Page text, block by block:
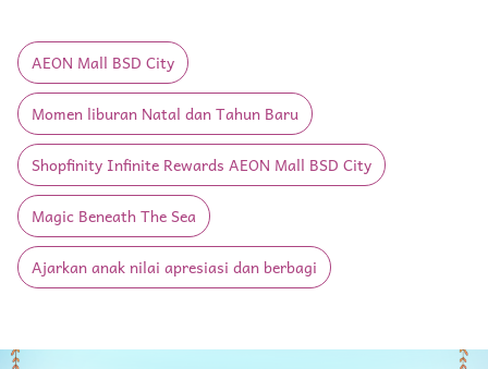
AEON Mall BSD City
Momen liburan Natal dan Tahun Baru
Shopfinity Infinite Rewards AEON Mall BSD City
Magic Beneath The Sea
Ajarkan anak nilai apresiasi dan berbagi